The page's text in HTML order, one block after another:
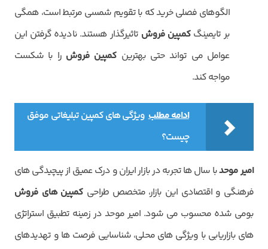
الگوهای فصلی خرید که با تقویم شمسی مرتبط است، همگی
بر تایمینگکمپین فروش تاثیرگذار هستند. نادیده گرفتن این
عوامل می تواند حتی بهترین کمپین فروش را با شکست
مواجه کند.
ادامه مطلب ویژگی های کمپین تبلیغاتی موفق
چیست؟
امیر موحدبا سال ها تجربه در بازار ایران و درک عمیق از پیچیدگی های
فرهنگی و اقتصادی این بازار، متخصص طراحی کمپین های فروش
بومی شده محسوب می شود. امیر موحد در زمینه تطبیق استراتژی
های بازاریابی با ویژگی های محلی، شناسایی فرصت ها و تهدیدهای